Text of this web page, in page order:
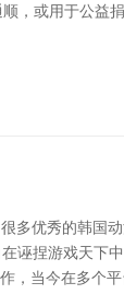
，或用于公益
多优秀的韩国
诬捏游戏天下
，当今在多个